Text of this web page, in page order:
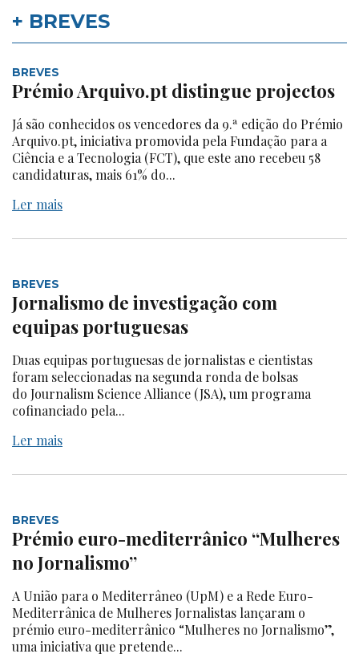
+ BREVES
BREVES
Prémio Arquivo.pt distingue projectos
Já são conhecidos os vencedores da 9.ª edição do Prémio
Arquivo.pt, iniciativa promovida pela Fundação para a
Ciência e a Tecnologia (FCT), que este ano recebeu 58
candidaturas, mais 61% do...
Ler mais
BREVES
Jornalismo de investigação com
equipas portuguesas
Duas equipas portuguesas de jornalistas e cientistas
foram seleccionadas na segunda ronda de bolsas
do Journalism Science Alliance (JSA), um programa
cofinanciado pela...
Ler mais
BREVES
Prémio euro-mediterrânico “Mulheres
no Jornalismo”
A União para o Mediterrâneo (UpM) e a Rede Euro-
Mediterrânica de Mulheres Jornalistas lançaram o
prémio euro-mediterrânico “Mulheres no Jornalismo”,
uma iniciativa que pretende...